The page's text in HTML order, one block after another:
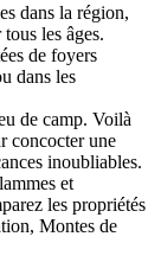
dans la région,
les âges.
de foyers
dans les
de camp. Voilà
concocter une
inoubliables.
et
les propriétés
Montes de